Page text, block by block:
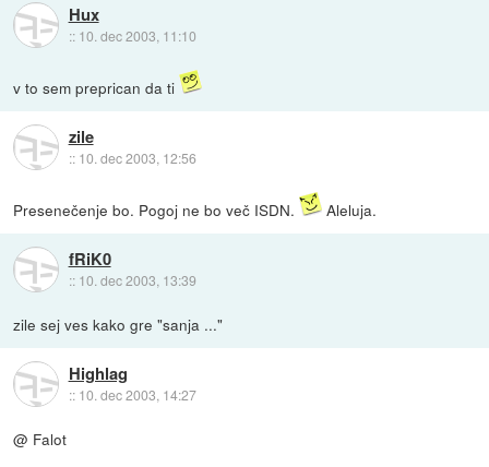
Hux
:: 10. dec 2003, 11:10
v to sem preprican da ti
zile
:: 10. dec 2003, 12:56
Presenečenje bo. Pogoj ne bo več ISDN. Aleluja.
fRiK0
:: 10. dec 2003, 13:39
zile sej ves kako gre "sanja ..."
Highlag
:: 10. dec 2003, 14:27
@ Falot